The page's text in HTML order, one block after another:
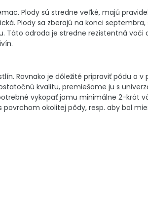
Plody sú stredne veľké, majú
Plody sa zberajú na konci
Táto odroda je stredne rezistentná voči
Rovnako je dôležité pripraviť pôdu a
kvalitu, premiešame ju s
vykopať jamu minimálne 2-krát
okolitej pôdy, resp. aby bol